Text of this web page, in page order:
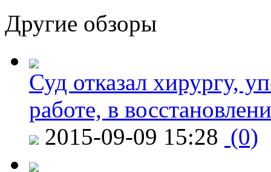
Другие обзоры
Суд отказал хирургу,
работе, в
2015-09-09 15:28 (0)